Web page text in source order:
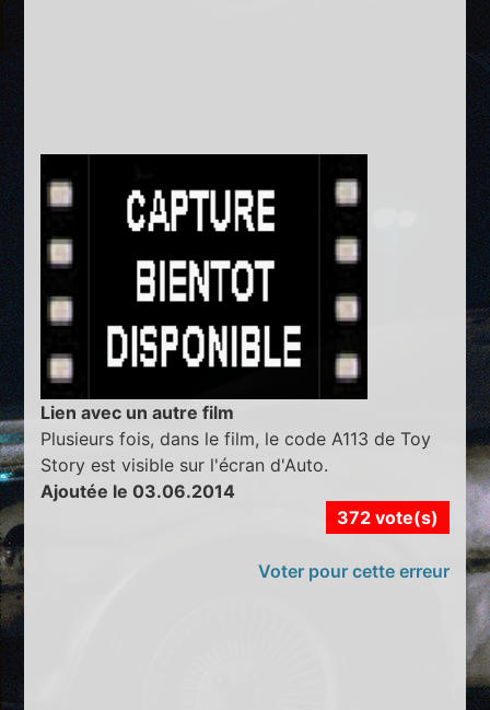
Lien avec un autre film
Plusieurs fois, dans le film, le code A113 de Toy
Story est visible sur l'écran d'Auto.
Ajoutée le 03.06.2014
372 vote(s)
Voter pour cette erreur